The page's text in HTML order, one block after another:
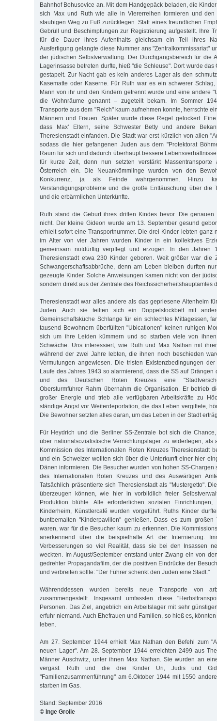
Bahnhof Bohusovice an. Mit dem Handgepäck beladen, die
sich Max und Ruth wie alle in Viererreihen formieren und den
staubigen Weg zu Fuß zurücklegen. Statt eines freundlichen
Gebrüll und Beschimpfungen zur Registrierung aufgestellt. Ihre
für die Dauer ihres Aufenthalts gleichsam ein Teil ihres
Ausfertigung gelangte diese Nummer ans "Zentralkommissariat"
der jüdischen Selbstverwaltung. Der Durchgangsbereich für die
Lagerinsasse betreten durfte, hieß "die Schleuse". Dort wurde das
gestapelt. Zur Nacht gab es kein anderes Lager als den
Kasematte oder Kaserne. Für Ruth war es ein schwerer
Mann von ihr und den Kindern getrennt wurde und eine andere
die Wohnräume genannt – zugeteilt bekam. Im Sommer
Transporte aus dem "Reich" kaum aufnehmen konnte, herrschte
Männern und Frauen. Später wurde diese Regel gelockert.
dass Max’ Eltern, seine Schwester Betty und andere
Theresienstadt einfanden. Die Stadt war erst kürzlich von allen
sodass die hier gefangenen Juden aus dem "Protektorat
Raum für sich und dadurch überhaupt bessere
für kurze Zeit, denn nun setzten verstärkt Massentransporte
Österreich ein. Die Neuankömmlinge wurden von den
Konkurrenz, ja als Feinde wahrgenommen. Hinzu
Verständigungsprobleme und die große Enttäuschung über die
und die erbärmlichen Unterkünfte.
Ruth stand die Geburt ihres dritten Kindes bevor. Die genauen
nicht. Der kleine Gideon wurde am 13. September gesund
erhielt sofort eine Transportnummer. Die drei Kinder lebten ganz
im Alter von vier Jahren wurden Kinder in ein kollektives
gemeinsam notdürftig verpflegt und erzogen. In den Jahren
Theresienstadt etwa 230 Kinder geboren. Weit größer war die
Schwangerschaftsabbrüche, denn am Leben bleiben durften
gezeugte Kinder. Solche Anweisungen kamen nicht von der
sondern direkt aus der Zentrale des Reichssicherheitshauptamtes
Theresienstadt war alles andere als das gepriesene Altenheim
Juden. Auch sie teilten sich ein Doppelstockbett mit
Gemeinschaftsküche Schlange für ein schlechtes Mittagessen,
tausend Bewohnern überfüllten "Ubicationen" keinen ruhigen
sich um ihre Leiden kümmern und so starben viele von
Schwäche. Uns interessiert, wie Ruth und Max Nathan mit
während der zwei Jahre lebten, die ihnen noch beschieden
Vermutungen angewiesen. Die tristen Existenzbedingungen
Laufe des Jahres 1943 so alarmierend, dass die SS auf Drängen
und des Deutschen Roten Kreuzes eine
Obersturmführer Rahm übernahm die Organisation. Er betrieb
großer Energie und trieb alle verfügbaren Arbeitskräfte zu
ständige Angst vor Weiterdeportation, die das Leben vergiftete,
Die Bewohner setzten alles daran, um das Leben in der Stadt
Für Heydrich und die Berliner SS-Zentrale bot sich die
über nationalsozialistische Vernichtungslager zu widerlegen, als
Kommission des Internationalen Roten Kreuzes Theresienstadt
und ein Schweizer wollten sich über die Unterkunft einer hier
Dänen informieren. Die Besucher wurden von hohen SS-
des Internationalen Roten Kreuzes und des Auswärtigen
Tatsächlich präsentierte sich Theresienstadt als "Mustergetto".
überzeugen können, wie hier in vorbildlich freier
Produktion blühte. Alle erforderlichen sozialen Einrichtungen,
Kinderheim, Künstlercafé wurden vorgeführt. Ruths Kinder
buntbemalten "Kinderpavillon" genießen. Dass es zum großen
waren, war für die Besucher kaum zu erkennen. Die
anerkennend über die beispielhafte Art der Internierung.
Verbesserungen so viel Realität, dass sie bei den Insassen
weckten. Im August/September entstand unter Zwang ein von
gedrehter Propagandafilm, der die positiven Eindrücke der
und verbreiten sollte: "Der Führer schenkt den Juden eine Stadt."
Währenddessen wurden bereits neue Transporte von
zusammengestellt. Insgesamt umfassten diese
Personen. Das Ziel, angeblich ein Arbeitslager mit sehr
erfuhr niemand. Auch Ehefrauen und Familien, so hieß es,
leben.
Am 27. September 1944 erhielt Max Nathan den Befehl zum
neuen Lager". Am 28. September 1944 erreichten 2499 aus
Männer Auschwitz, unter ihnen Max Nathan. Sie wurden an
vergast. Ruth und die drei Kinder Uri, Judis und
"Familienzusammenführung" am 6.Oktober 1944 mit 1550
starben im Gas.
Stand: September 2016
© Inge Grolle